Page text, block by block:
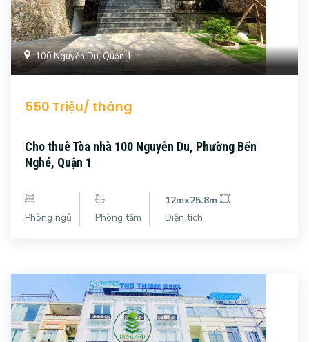
100 Nguyễn Du, Quận 1
550 Triệu/ tháng
Cho thuê Tòa nhà 100 Nguyễn Du, Phường Bến
Nghé, Quận 1
Phòng ngủ Phòng tắm
12mx25.8m
Diện tích